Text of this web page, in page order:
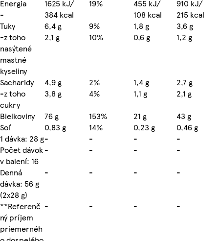
Energia
1625 kJ/ 19% 455 kJ/
910 kJ/
-
384 kcal 108 kcal
215 kcal
Tuky
6,4 g 9% 1,8 g
3,6 g
-z toho
nasýtené
mastné
kyseliny
2,1 g 10% 0,6 g 1,2 g
Sacharidy 4,9 g 2% 1,4 g
2,7 g
-z toho
cukry
3,8 g 4% 1,1 g
2,1 g
Bielkoviny
76 g 153% 21 g
43 g
Soľ
0,83 g 14% 0,23 g
0,46 g
1 dávka: 28 g- - -
-
Počet dávok
v balení: 16
- - -
-
Denná
dávka: 56 g
(2x28 g)
- - - -
**Referenč
ný príjem
priemernéh
- - - -